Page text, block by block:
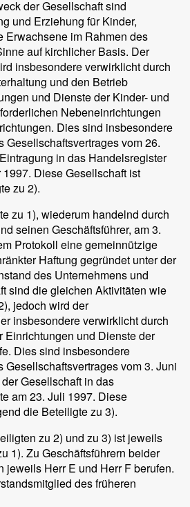
der Gesellschaft sind
und Erziehung für Kinder,
Erwachsene im Rahmen des
auf kirchlicher Basis. Der
insbesondere verwirklicht durch
und den Betrieb
und Dienste der Kinder- und
Nebeneinrichtungen
Dies sind insbesondere
Gesellschaftsvertrages vom 26.
in das Handelsregister
Diese Gesellschaft ist
zu 2).
zu 1), wiederum handelnd durch
seinen Geschäftsführer, am 3.
Protokoll eine gemeinnützige
Haftung gegründet unter der
des Unternehmens und
sind die gleichen Aktivitäten wie
jedoch wird der
insbesondere verwirklicht durch
Einrichtungen und Dienste der
Dies sind insbesondere
Gesellschaftsvertrages vom 3. Juni
Gesellschaft in das
am 23. Juli 1997. Diese
die Beteiligte zu 3).
zu 2) und zu 3) ist jeweils
1). Zu Geschäftsführern beider
jeweils Herr E und Herr F berufen.
des früheren